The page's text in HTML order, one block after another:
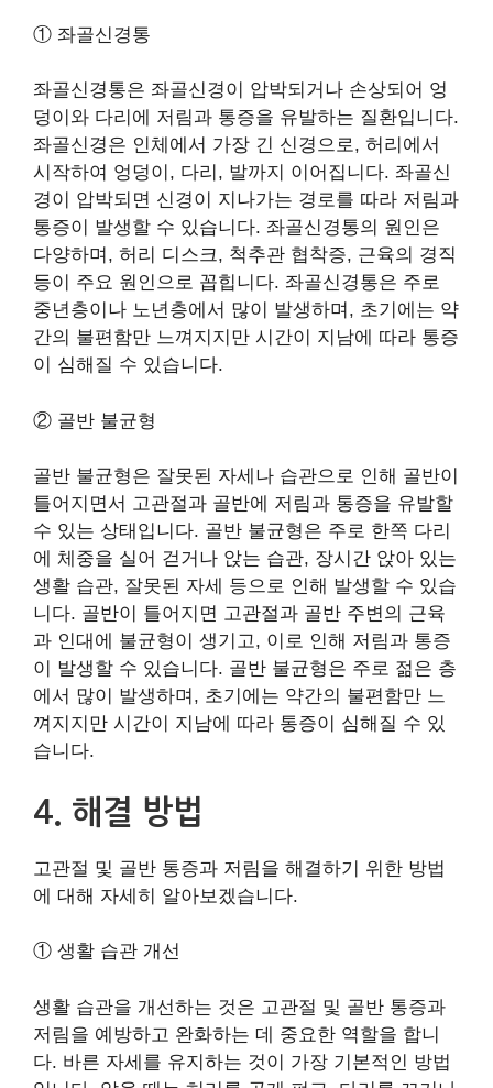
① 좌골신경통
좌골신경통은 좌골신경이 압박되거나 손상되어 엉
덩이와 다리에 저림과 통증을 유발하는 질환입니다.
좌골신경은 인체에서 가장 긴 신경으로, 허리에서
시작하여 엉덩이, 다리, 발까지 이어집니다. 좌골신
경이 압박되면 신경이 지나가는 경로를 따라 저림과
통증이 발생할 수 있습니다. 좌골신경통의 원인은
다양하며, 허리 디스크, 척추관 협착증, 근육의 경직
등이 주요 원인으로 꼽힙니다. 좌골신경통은 주로
중년층이나 노년층에서 많이 발생하며, 초기에는 약
간의 불편함만 느껴지지만 시간이 지남에 따라 통증
이 심해질 수 있습니다.
② 골반 불균형
골반 불균형은 잘못된 자세나 습관으로 인해 골반이
틀어지면서 고관절과 골반에 저림과 통증을 유발할
수 있는 상태입니다. 골반 불균형은 주로 한쪽 다리
에 체중을 실어 걷거나 앉는 습관, 장시간 앉아 있는
생활 습관, 잘못된 자세 등으로 인해 발생할 수 있습
니다. 골반이 틀어지면 고관절과 골반 주변의 근육
과 인대에 불균형이 생기고, 이로 인해 저림과 통증
이 발생할 수 있습니다. 골반 불균형은 주로 젊은 층
에서 많이 발생하며, 초기에는 약간의 불편함만 느
껴지지만 시간이 지남에 따라 통증이 심해질 수 있
습니다.
4. 해결 방법
고관절 및 골반 통증과 저림을 해결하기 위한 방법
에 대해 자세히 알아보겠습니다.
① 생활 습관 개선
생활 습관을 개선하는 것은 고관절 및 골반 통증과
저림을 예방하고 완화하는 데 중요한 역할을 합니
다. 바른 자세를 유지하는 것이 가장 기본적인 방법